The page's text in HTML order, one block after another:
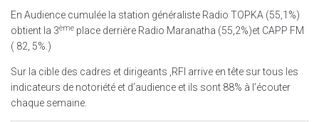
En Audience cumulée la station généraliste Radio TOPKA (55,1%)
obtient la 3ème place derrière Radio Maranatha (55,2%)et CAPP FM
( 82, 5%.)
Sur la cible des cadres et dirigeants ,RFI arrive en tête sur tous les
indicateurs de notoriété et d’audience et ils sont 88% à l’écouter
chaque semaine.